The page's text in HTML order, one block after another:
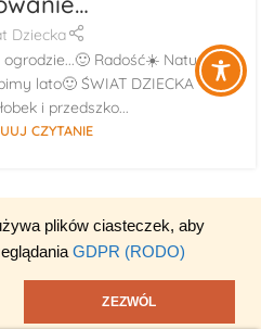
plików ciasteczek, aby
GDPR (RODO)
ZEZWÓL
Dziecka
Radość☀️ Natura🌳
lato🙂 ŚWIAT DZIECKA -
i przedszko...
CZYTANIE